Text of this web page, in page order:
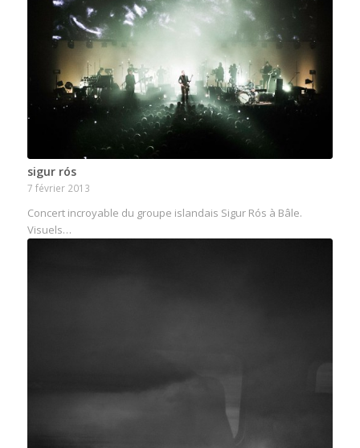
sigur rós
7 février 2013
Concert incroyable du groupe islandais Sigur Rós à Bâle.
Visuels…